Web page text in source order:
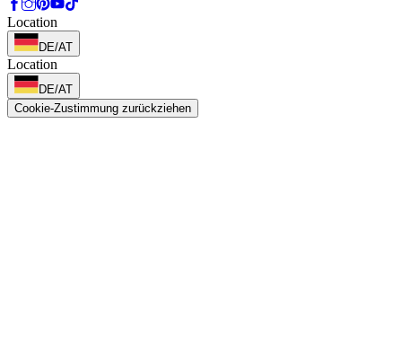
Location
DE/AT
Location
DE/AT
Cookie-Zustimmung zurückziehen